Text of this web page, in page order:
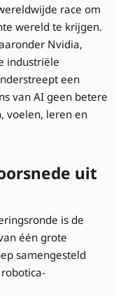
race om
wereld te krijgen.
Nvidia,
industriële
een
van AI geen betere
voelen, leren en
uit
is de
één grote
samengesteld